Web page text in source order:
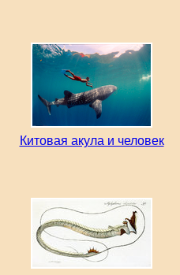
Китовая акула и человек